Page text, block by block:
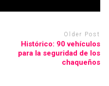
Older Post
Histórico: 90 vehículos
para la seguridad de los
chaqueños